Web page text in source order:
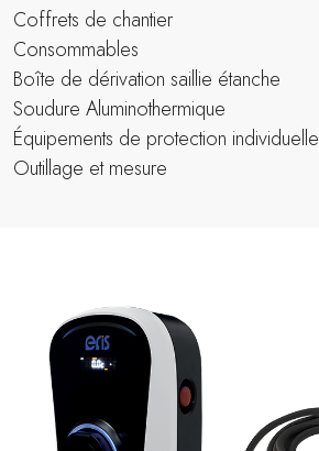
Coffrets de chantier
Consommables
Boîte de dérivation saillie étanche
Soudure Aluminothermique
Équipements de protection individuelle
Outillage et mesure